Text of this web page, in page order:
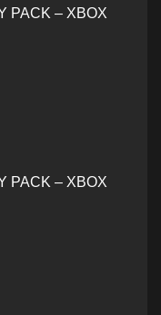
PACK – XBOX
PACK – XBOX